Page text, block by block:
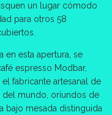
un lugar cómodo
para otros 58
en esta apertura, se
espresso Modbar,
fabricante artesanal de
del mundo, oriundos de
bajo mesada distinguida